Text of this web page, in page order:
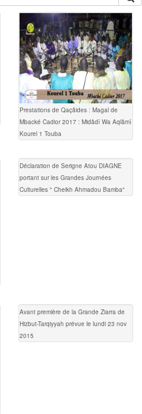
Prestations de Qaçâides : Magal de
Mbacké Cadior 2017 : Midâdî Wa Aqlâmî
Kourel 1 Touba
Déclaration de Serigne Atou DIAGNE
portant sur les Grandes Journées
Culturelles " Cheikh Ahmadou Bamba"
Avant première de la Grande Ziarra de
Hizbut-Tarqiyyah prévue le lundi 23 nov
2015